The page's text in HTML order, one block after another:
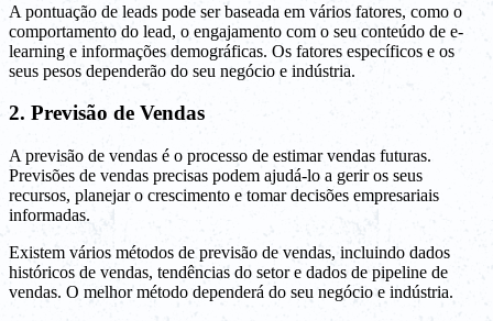
A pontuação de leads pode ser baseada em vários fatores, como o
comportamento do lead, o engajamento com o seu conteúdo de e-
learning e informações demográficas. Os fatores específicos e os
seus pesos dependerão do seu negócio e indústria.
2. Previsão de Vendas
A previsão de vendas é o processo de estimar vendas futuras.
Previsões de vendas precisas podem ajudá-lo a gerir os seus
recursos, planejar o crescimento e tomar decisões empresariais
informadas.
Existem vários métodos de previsão de vendas, incluindo dados
históricos de vendas, tendências do setor e dados de pipeline de
vendas. O melhor método dependerá do seu negócio e indústria.